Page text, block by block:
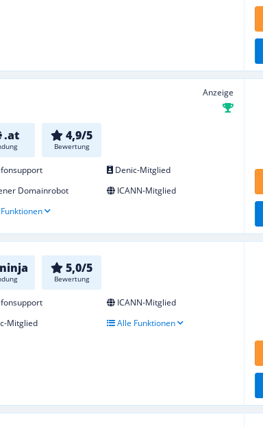
Anzeige
.at 4,9/5
Bewertung
Denic-Mitglied
Domainrobot
ICANN-Mitglied
5,0/5
Bewertung
ICANN-Mitglied
Mitglied
Alle Funktionen